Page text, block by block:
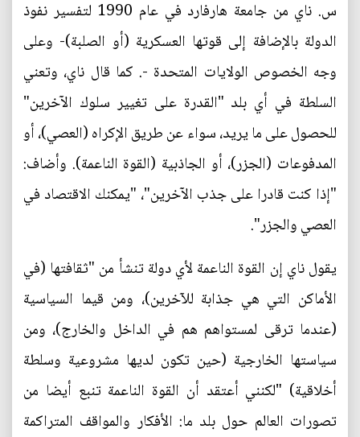
س. ناي من جامعة هارفارد في عام 1990 لتفسير نفوذ
الدولة بالإضافة إلى قوتها العسكرية (أو الصلبة)- وعلى
وجه الخصوص الولايات المتحدة -. كما قال ناي، وتعني
السلطة في أي بلد "القدرة على تغيير سلوك الآخرين"
للحصول على ما يريد، سواء عن طريق الإكراه (العصي)، أو
المدفوعات (الجزر)، أو الجاذبية (القوة الناعمة). وأضاف:
"إذا كنت قادرا على جذب الآخرين"، "يمكنك الاقتصاد في
العصي والجزر".
يقول ناي إن القوة الناعمة لأي دولة تنشأ من "ثقافتها (في
الأماكن التي هي جذابة للآخرين)، ومن قيما السياسية
(عندما ترقى لمستواهم هم في الداخل والخارج)، ومن
سياستها الخارجية (حين تكون لديها مشروعية وسلطة
أخلاقية) "لكنني أعتقد أن القوة الناعمة تنبع أيضا من
تصورات العالم حول بلد ما: الأفكار والمواقف المتراكمة